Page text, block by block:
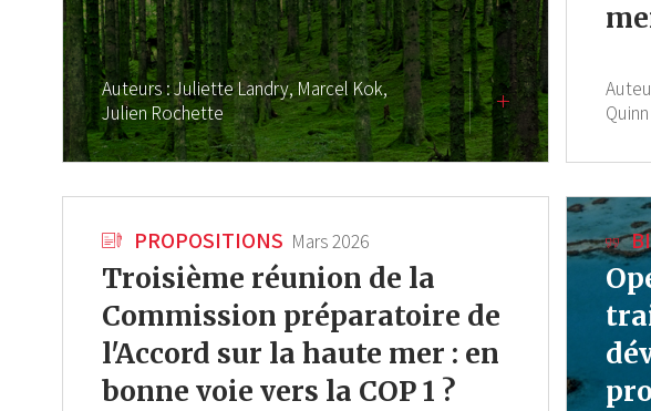
Auteurs :Juliette Landry,Marcel Kok,
Julien Rochette
PROPOSITIONS Mars 2026
Troisième réunion de la
Commission préparatoire de
l'Accord sur la haute mer : en
bonne voie vers la COP 1 ?